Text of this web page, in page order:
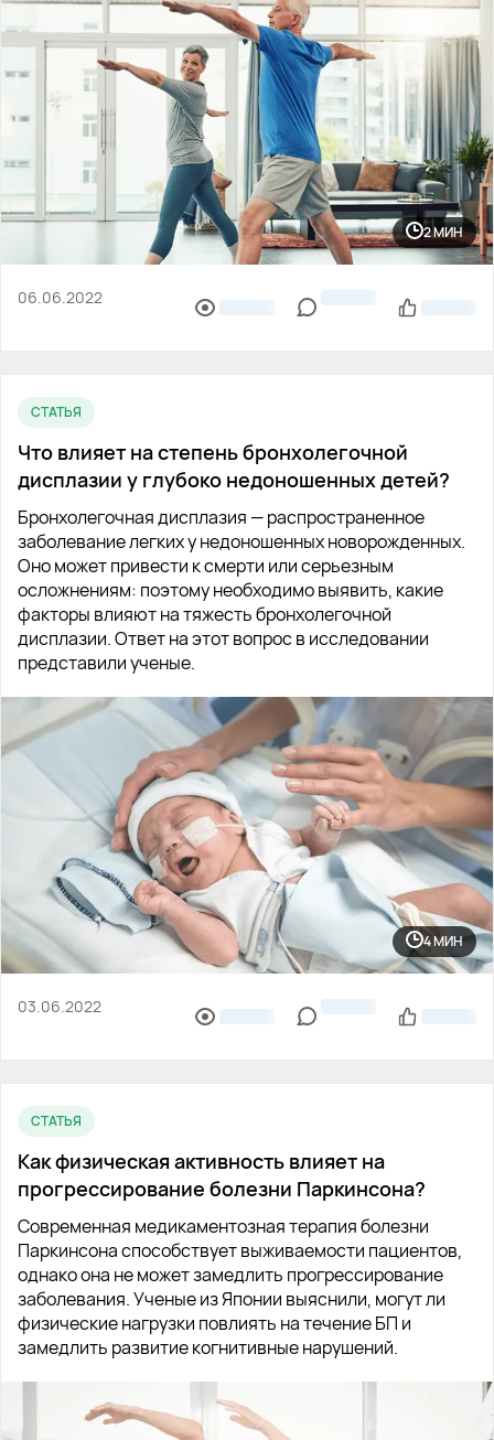
2 МИН
06.06.2022
СТАТЬЯ
Что влияет на степень бронхолегочной
дисплазии у глубоко недоношенных детей?
Бронхолегочная дисплазия — распространенное
заболевание легких у недоношенных новорожденных.
Оно может привести к смерти или серьезным
осложнениям: поэтому необходимо выявить, какие
факторы влияют на тяжесть бронхолегочной
дисплазии. Ответ на этот вопрос в исследовании
представили ученые.
4 МИН
03.06.2022
СТАТЬЯ
Как физическая активность влияет на
прогрессирование болезни Паркинсона?
Современная медикаментозная терапия болезни
Паркинсона способствует выживаемости пациентов,
однако она не может замедлить прогрессирование
заболевания. Ученые из Японии выяснили, могут ли
физические нагрузки повлиять на течение БП и
замедлить развитие когнитивные нарушений.